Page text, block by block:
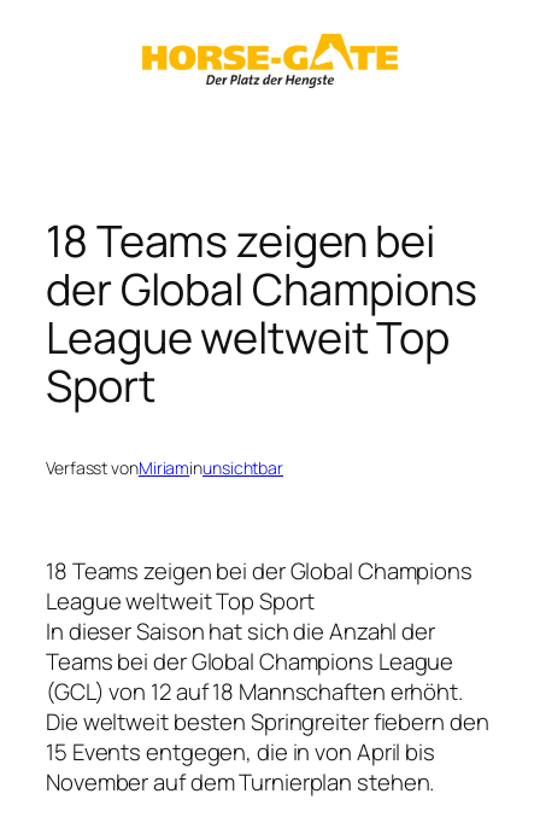
18 Teams zeigen bei
der Global Champions
League weltweit Top
Sport
Verfasst vonMiriaminunsichtbar
18 Teams zeigen bei der Global Champions
League weltweit Top Sport
In dieser Saison hat sich die Anzahl der
Teams bei der Global Champions League
(GCL) von 12 auf 18 Mannschaften erhöht.
Die weltweit besten Springreiter fiebern den
15 Events entgegen, die in von April bis
November auf dem Turnierplan stehen.